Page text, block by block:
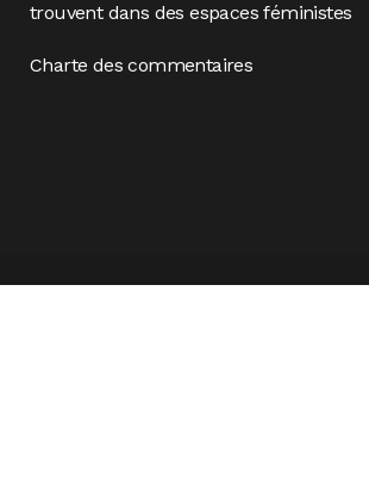
trouvent dans des espaces féministes
Charte des commentaires